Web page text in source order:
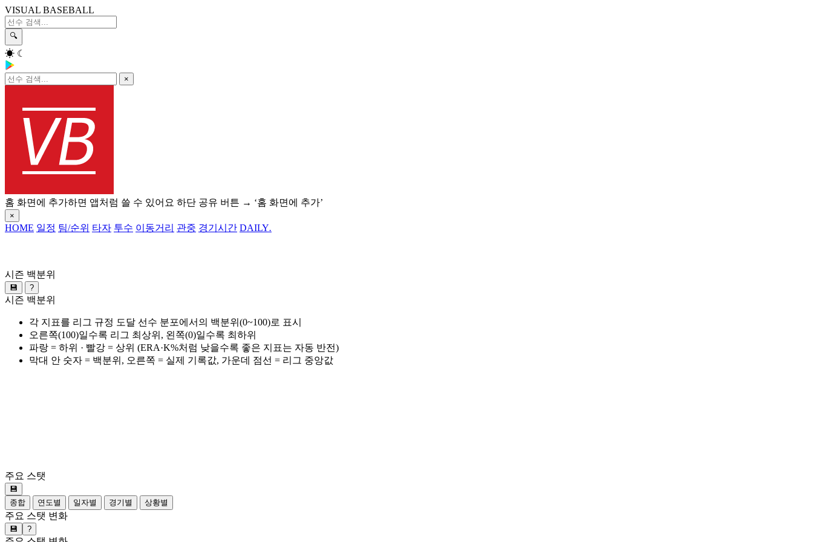
VISUAL BASEBALL
🔍
☀ ☾
×
홈 화면에 추가하면 앱처럼 쓸 수 있어요 하단 공유 버튼 → ‘홈 화면에 추가’
×
HOME 일정 팀/순위 타자 투수 이동거리 관중 경기시간 DAILY.
시즌 백분위
💾 ?
시즌 백분위
각 지표를 리그 규정 도달 선수 분포에서의 백분위(0~100)로 표시
오른쪽(100)일수록 리그 최상위, 왼쪽(0)일수록 최하위
파랑 = 하위 · 빨강 = 상위 (ERA·K%처럼 낮을수록 좋은 지표는 자동 반전)
막대 안 숫자 = 백분위, 오른쪽 = 실제 기록값, 가운데 점선 = 리그 중앙값
주요 스탯
💾
종합
연도별 일자별 경기별 상황별
주요 스탯 변화
💾 ?